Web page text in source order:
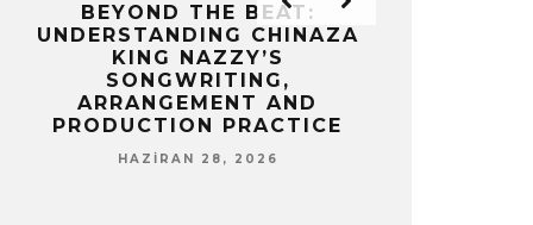
BEYOND THE BEAT:
UNDERSTANDING CHINAZA
KING NAZZY’S
SONGWRITING,
ARRANGEMENT AND
PRODUCTION PRACTICE
HAZIRAN 28, 2026